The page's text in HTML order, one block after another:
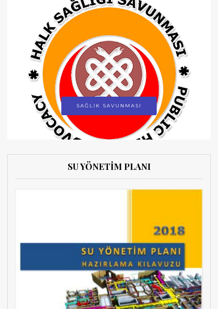
SAĞLIK SAVUNMASI
SU YÖNETİM PLANI